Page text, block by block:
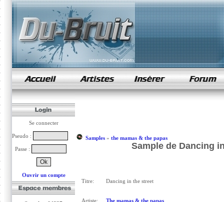
samples de rap
Se connecter
Pseudo :
Passe :
Ouvrir un compte
Samples» the mamas & the papas
Sample de Dancing
Titre: Dancing in the street
Artiste: The mamas & the papas